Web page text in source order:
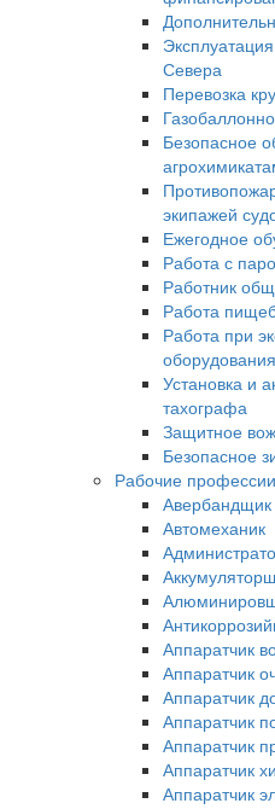
Севера
Перевозка
Безопасное
экипажей
Ежегодное
Работа с
Работник
Работа
Работа при
оборудования
Установка и
тахографа
Защитное
Безопасное
Рабочие профессии
Авербандщик
Автомеханик
Аппаратчик
Аппаратчик
Аппаратчик
Аппаратчик
Аппаратчик
Аппаратчик
Аппаратчик